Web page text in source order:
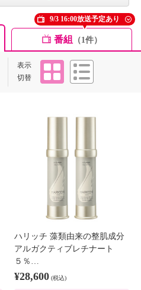
番組 （1件）
9/3 16:00放送予定あり
表示
切替
タイル
ハリッチ 藻類由来の整肌成分
アルガクティブレチナート
５％…
¥28,600 (税込)